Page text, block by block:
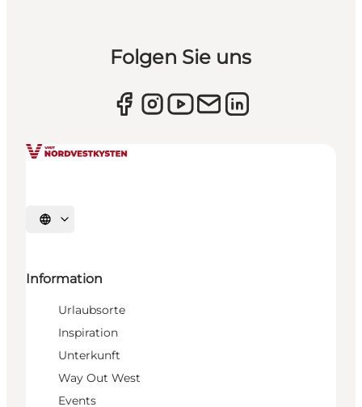
Folgen Sie uns
Sprache auswählen
Information
Urlaubsorte
Inspiration
Unterkunft
Way Out West
Events